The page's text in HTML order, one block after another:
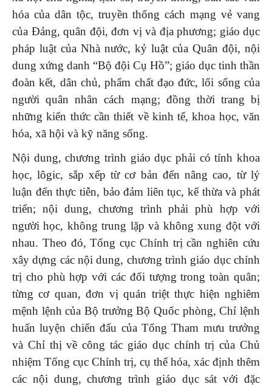
hóa của dân tộc, truyền thống cách mạng vẻ vang
của Đảng, quân đội, đơn vị và địa phương; giáo dục
pháp luật của Nhà nước, kỷ luật của Quân đội, nội
dung xứng danh “Bộ đội Cụ Hồ”; giáo dục tinh thần
đoàn kết, dân chủ, phẩm chất đạo đức, lối sống của
người quân nhân cách mạng; đồng thời trang bị
những kiến thức cần thiết về kinh tế, khoa học, văn
hóa, xã hội và kỹ năng sống.
Nội dung, chương trình giáo dục phải có tính khoa
học, lôgic, sắp xếp từ cơ bản đến nâng cao, từ lý
luận đến thực tiễn, bảo đảm liên tục, kế thừa và phát
triển; nội dung, chương trình phải phù hợp với
người học, không trung lặp và không xung đột với
nhau. Theo đó, Tổng cục Chính trị cần nghiên cứu
xây dựng các nội dung, chương trình giáo dục chính
trị cho phù hợp với các đối tượng trong toàn quân;
từng cơ quan, đơn vị quán triệt thực hiện nghiêm
mệnh lệnh của Bộ trưởng Bộ Quốc phòng, Chỉ lệnh
huấn luyện chiến đấu của Tổng Tham mưu trưởng
và Chỉ thị về công tác giáo dục chính trị của Chủ
nhiệm Tổng cục Chính trị, cụ thể hóa, xác định thêm
các nội dung, chương trình giáo dục sát với đặc